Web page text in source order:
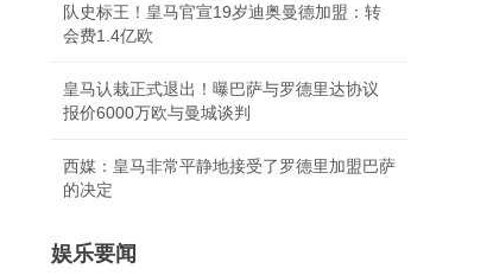
队史标王！皇马官宣19岁迪奥曼德加盟：转
会费1.4亿欧
皇马认栽正式退出！曝巴萨与罗德里达协议
报价6000万欧与曼城谈判
西媒：皇马非常平静地接受了罗德里加盟巴萨
的决定
娱乐要闻